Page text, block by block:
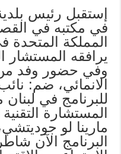
إستقبل رئيس
في مكتبه في
المملكة المتحدة
يرافقه المستشار
وفي حضور وفد من
الانمائي، ضم:
للبرنامج في
المستشارة
مارينا لو
البرنامج الآن